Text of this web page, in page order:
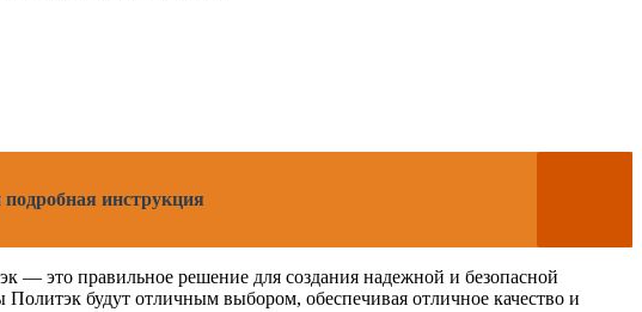
инструкция
— это правильное решение для создания надежной и безопасной
будут отличным выбором, обеспечивая отличное качество и